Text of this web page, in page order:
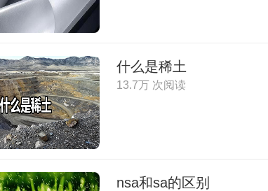
什么是稀土
13.7万 次阅读
nsa和sa的区别